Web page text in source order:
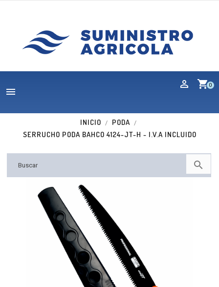
shopping_cart0

INICIO
PODA
SERRUCHO PODA BAHCO 4124-JT-H - I.V.A INCLUIDO

Nuevo